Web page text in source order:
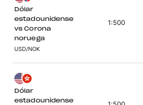
Dólar
estadounidense
vs Corona
noruega
USD/NOK
1:500
Dólar
estadounidense